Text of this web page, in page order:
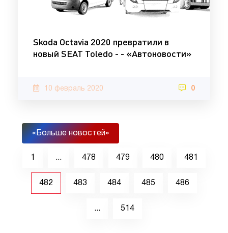
Skoda Octavia 2020 превратили в
новый SEAT Toledo - - «Автоновости»
10 февраль 2020 0
«Больше новостей»
1 ... 478 479 480 481
482 483 484 485 486
... 514